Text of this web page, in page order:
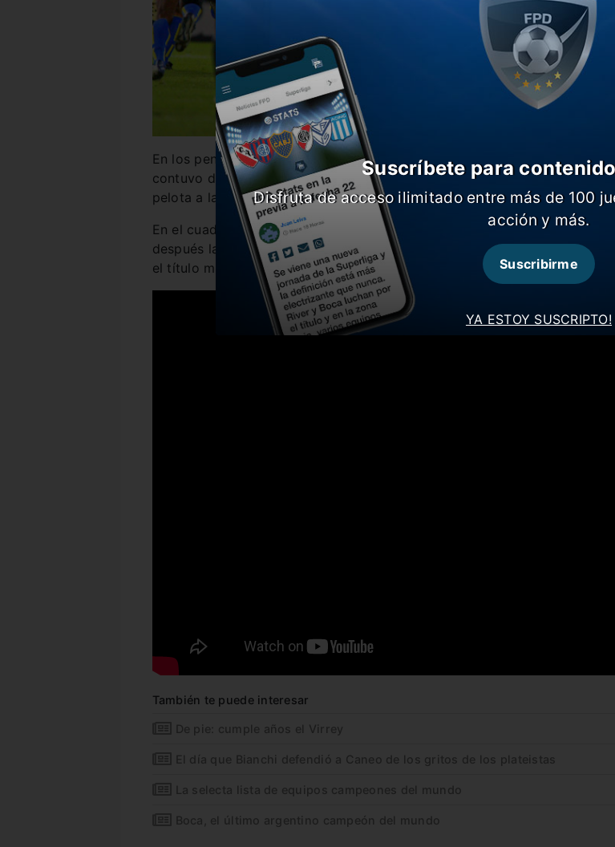
En los penales, el gran héroe azul y oro fue el Pato Abbondanzieri. El uno
contuvo dos disparos (a Pirlo y Costacurta), mientras que Seedorf tiró la
pelota a las nubes.
En el cuadro argentino, primero convirtió Schiavi, luego falló Battaglia,
después la metió Donnet y finalmente, Cascini clavó el tanto que decretó
el título mundial de Boca y el último para un equipo argentino.
También te puede interesar
De pie: cumple años el Virrey
El día que Bianchi defendió a Caneo de los gritos de los plateistas
La selecta lista de equipos campeones del mundo
Boca, el último argentino campeón del mundo
YA ESTOY SUSCRIPTO!
Suscríbete para
Disfruta de acceso ilimitado entre más de 100
acción y más.
Suscribirme